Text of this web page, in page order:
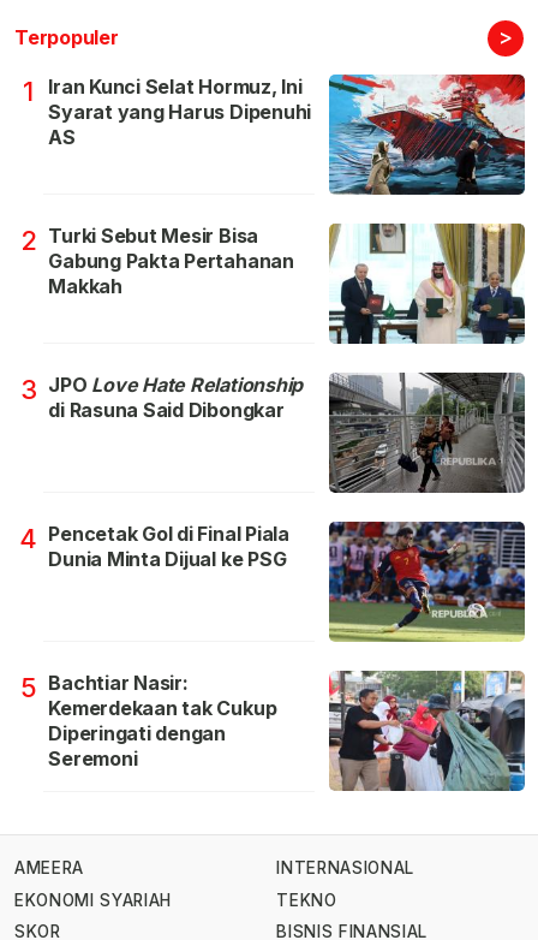
Terpopuler >
1
Iran Kunci Selat Hormuz, Ini
Syarat yang Harus Dipenuhi
AS
2 Turki Sebut Mesir Bisa
Gabung Pakta Pertahanan
Makkah
3 JPO Love Hate Relationship
di Rasuna Said Dibongkar
4 Pencetak Gol di Final Piala
Dunia Minta Dijual ke PSG
5 Bachtiar Nasir:
Kemerdekaan tak Cukup
Diperingati dengan
Seremoni
AMEERA
EKONOMI SYARIAH
SKOR
INTERNASIONAL
TEKNO
BISNIS FINANSIAL